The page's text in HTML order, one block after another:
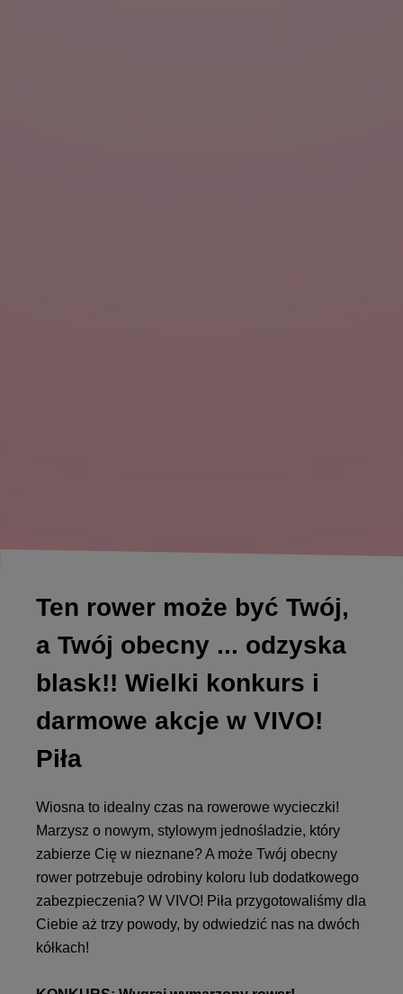
Ten rower może być Twój,
a Twój obecny ... odzyska
blask!! Wielki konkurs i
darmowe akcje w VIVO!
Piła
Wiosna to idealny czas na rowerowe wycieczki!
Marzysz o nowym, stylowym jednośladzie, który
zabierze Cię w nieznane? A może Twój obecny
rower potrzebuje odrobiny koloru lub dodatkowego
zabezpieczenia? W VIVO! Piła przygotowaliśmy dla
Ciebie aż trzy powody, by odwiedzić nas na dwóch
kółkach!